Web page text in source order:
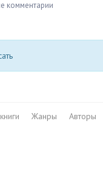
комментарии
Жанры Авторы